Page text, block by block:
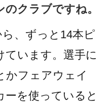
クラブですね。
ら、ずっと14本ピ
ています。選手に
かフェアウェイ
を使っていると